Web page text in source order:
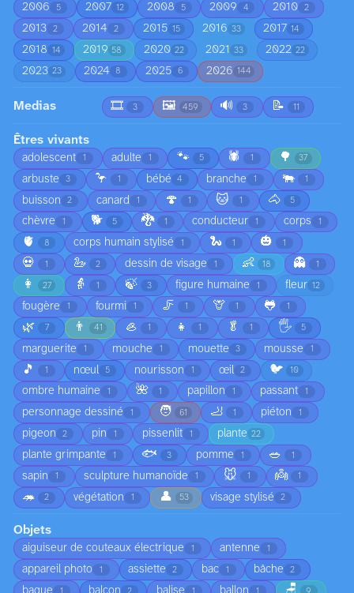
2006 5 2007 12 2008 5 2009 4 2010 2
2013 2 2014 2 2015 15 2016 33 2017 14
2018 14 2019 58 2020 22 2021 33 2022 22
2023 23 2024 8 2025 6 2026 144
Medias 🎞️ 3 🖼️ 459 🔊 3 📝 11
Êtres vivants
adolescent 1 adulte 1 🐾 5 🕷️ 1 🌳 37
arbuste 3 🦩 1 bébé 4 branche 1 🐃 1
buisson 2 canard 1 🍄 1 🐱 1 🐴 5
chèvre 1 🐕 5 🐉 1 conducteur 1 corps 1
🫀 8 corps humain stylisé 1 🐍 1 🎃 1
💀 1 🦢 2 dessin de visage 1 👶 18 👻 1
👩 27 👵 1 🍃 3 figure humaine 1 fleur 12
fougère 1 fourmi 1 🦵 1 🦒 1 🐸 1
🌿 7 👨 41 🦪 1 👧 1 🥬 1 🖐️ 5
marguerite 1 mouche 1 mouette 3 mousse 1
🎵 1 nœul 5 nourisson 1 œil 2 🐦 10
ombre humaine 1 🌺 1 papillon 1 passant 1
personnage dessiné 1 🧑 61 🦶 1 piéton 1
pigeon 2 pin 1 pissenlit 1 plante 22
plante grimpante 1 🐟 3 pomme 1 🥗 1
sapin 1 sculpture humanoïde 1 🐭 1 👼 1
🦔 2 végétation 1 👤 53 visage stylisé 2
Objets
aiguiseur de couteaux électrique 1 antenne 1
appareil photo 1 assiette 2 bac 1 bâche 2
1 2 1 1 🪑 9